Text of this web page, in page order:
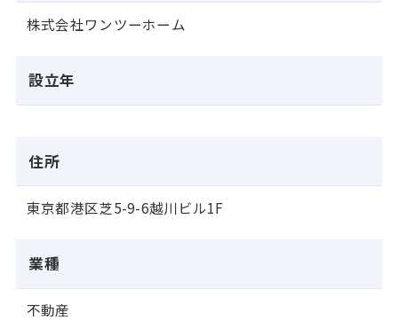
株式会社ワンツーホーム
設立年
住所
東京都港区芝5-9-6越川ビル1F
業種
不動産